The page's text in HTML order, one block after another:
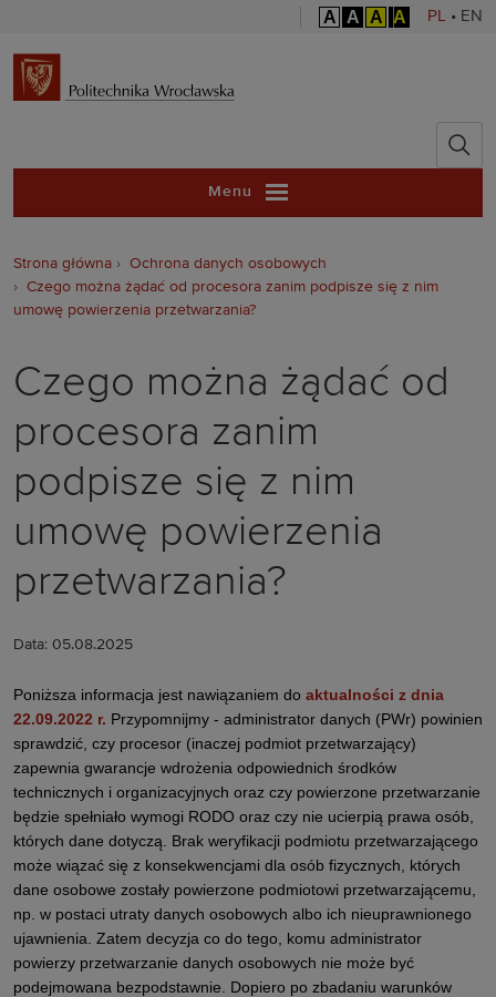
A A A A PL • EN
Politechnika
Menu
Strona główna
Ochrona danych osobowych
Czego można żądać od procesora zanim podpisze się z nim
umowę powierzenia przetwarzania?
Czego można żądać od
procesora zanim
podpisze się z nim
umowę powierzenia
przetwarzania?
Data: 05.08.2025
Poniższa informacja jest nawiązaniem do aktualności z dnia
22.09.2022 r. Przypomnijmy - administrator danych (PWr) powinien
sprawdzić, czy procesor (inaczej podmiot przetwarzający)
zapewnia gwarancje wdrożenia odpowiednich środków
technicznych i organizacyjnych oraz czy powierzone przetwarzanie
będzie spełniało wymogi RODO oraz czy nie ucierpią prawa osób,
których dane dotyczą. Brak weryfikacji podmiotu przetwarzającego
może wiązać się z konsekwencjami dla osób fizycznych, których
dane osobowe zostały powierzone podmiotowi przetwarzającemu,
np. w postaci utraty danych osobowych albo ich nieuprawnionego
ujawnienia. Zatem decyzja co do tego, komu administrator
powierzy przetwarzanie danych osobowych nie może być
podejmowana bezpodstawnie. Dopiero po zbadaniu warunków